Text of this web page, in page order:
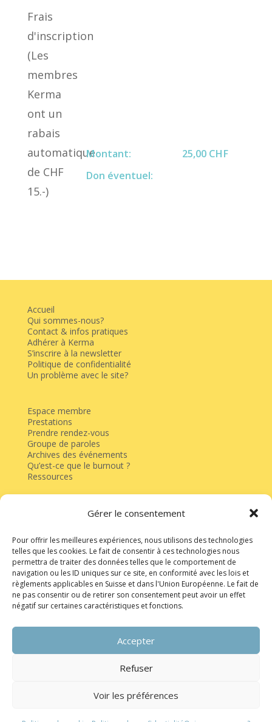
Gérer le consentement
Pour offrir les meilleures expériences, nous utilisons des technologies
telles que les cookies. Le fait de consentir à ces technologies nous
permettra de traiter des données telles que le comportement de
navigation ou les ID uniques sur ce site, en conformité avec les lois et
règlements applicables en Suisse et dans l'Union Européenne. Le fait de
ne pas consentir ou de retirer son consentement peut avoir un effet
négatif sur certaines caractéristiques et fonctions.
Accepter
Refuser
Voir les préférences
Frais
d'inscription
(Les
membres
Kerma
ont un
rabais
automatique
de CHF
15.-)
Montant:
25,00 CHF
Don éventuel:
Accueil
Qui sommes-nous?
Contact & infos pratiques
Adhérer à Kerma
S’inscrire à la newsletter
Politique de confidentialité
Un problème avec le site?
Espace membre
Prestations
Prendre rendez-vous
Groupe de paroles
Archives des événements
Qu’est-ce que le burnout ?
Ressources
Kerma bénéficie du soutien de la
laCommune de Lully.